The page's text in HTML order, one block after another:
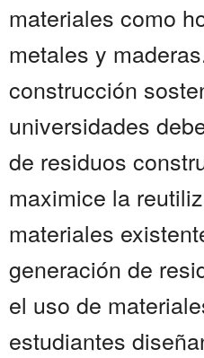
materiales como
metales y
construcción
universidades
de residuos
maximice la
materiales
generación de
el uso de
estudiantes